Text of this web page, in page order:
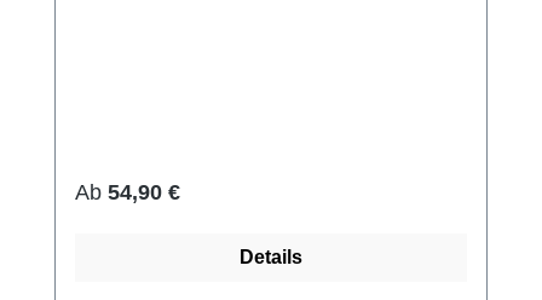
Regulärer Preis:
Ab 54,90 €
Details